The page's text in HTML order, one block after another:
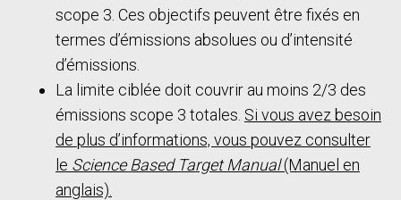
scope 3. Ces objectifs peuvent être fixés en
termes d’émissions absolues ou d’intensité
d’émissions.
La limite ciblée doit couvrir au moins 2/3 des
émissions scope 3 totales. Si vous avez besoin
de plus d’informations, vous pouvez consulter
le Science Based Target Manual(Manuel en
anglais).